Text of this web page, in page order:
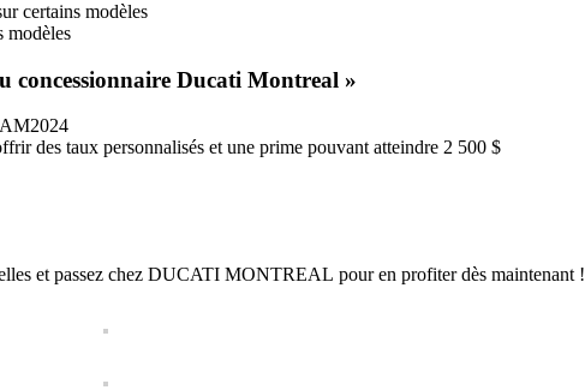
certains modèles
modèles
concessionnaire Ducati Montreal »
des taux personnalisés et une prime pouvant atteindre 2 500 $
et passez chez DUCATI MONTREAL pour en profiter dès maintenant !